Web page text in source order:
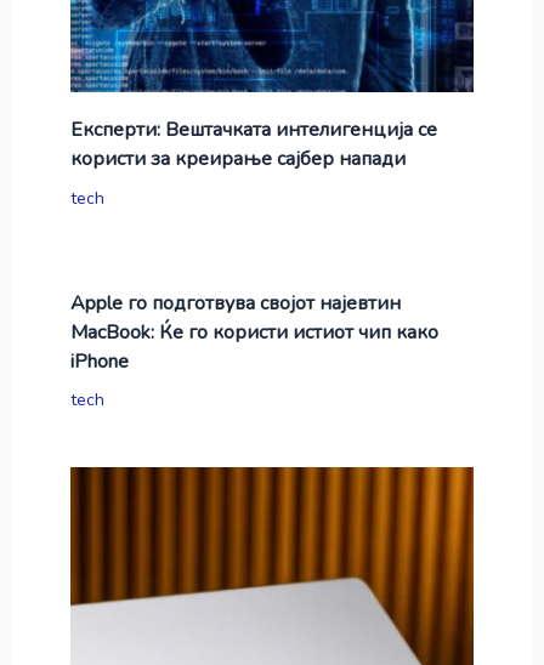
Експерти: Вештачката интелигенција се
користи за креирање сајбер напади
tech
Apple го подготвува својот најевтин
MacBook: Ќе го користи истиот чип како
iPhone
tech